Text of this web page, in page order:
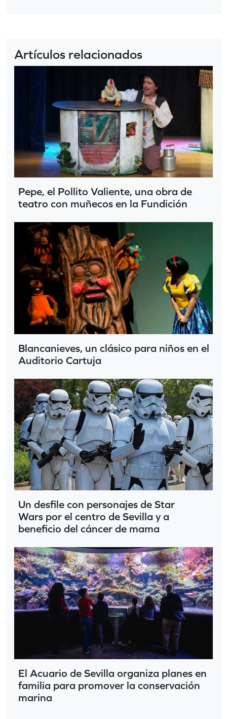
Artículos relacionados
Pepe, el Pollito Valiente, una obra de
teatro con muñecos en la Fundición
Blancanieves, un clásico para niños en el
Auditorio Cartuja
Un desfile con personajes de Star
Wars por el centro de Sevilla y a
beneficio del cáncer de mama
El Acuario de Sevilla organiza planes en
familia para promover la conservación
marina